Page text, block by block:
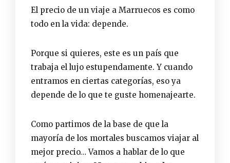
El precio de un viaje a Marruecos es como
todo en la vida: depende.
Porque si quieres, este es un país que
trabaja el lujo estupendamente. Y cuando
entramos en ciertas categorías, eso ya
depende de lo que te guste homenajearte.
Como partimos de la base de que la
mayoría de los mortales buscamos viajar al
mejor precio… Vamos a hablar de lo que